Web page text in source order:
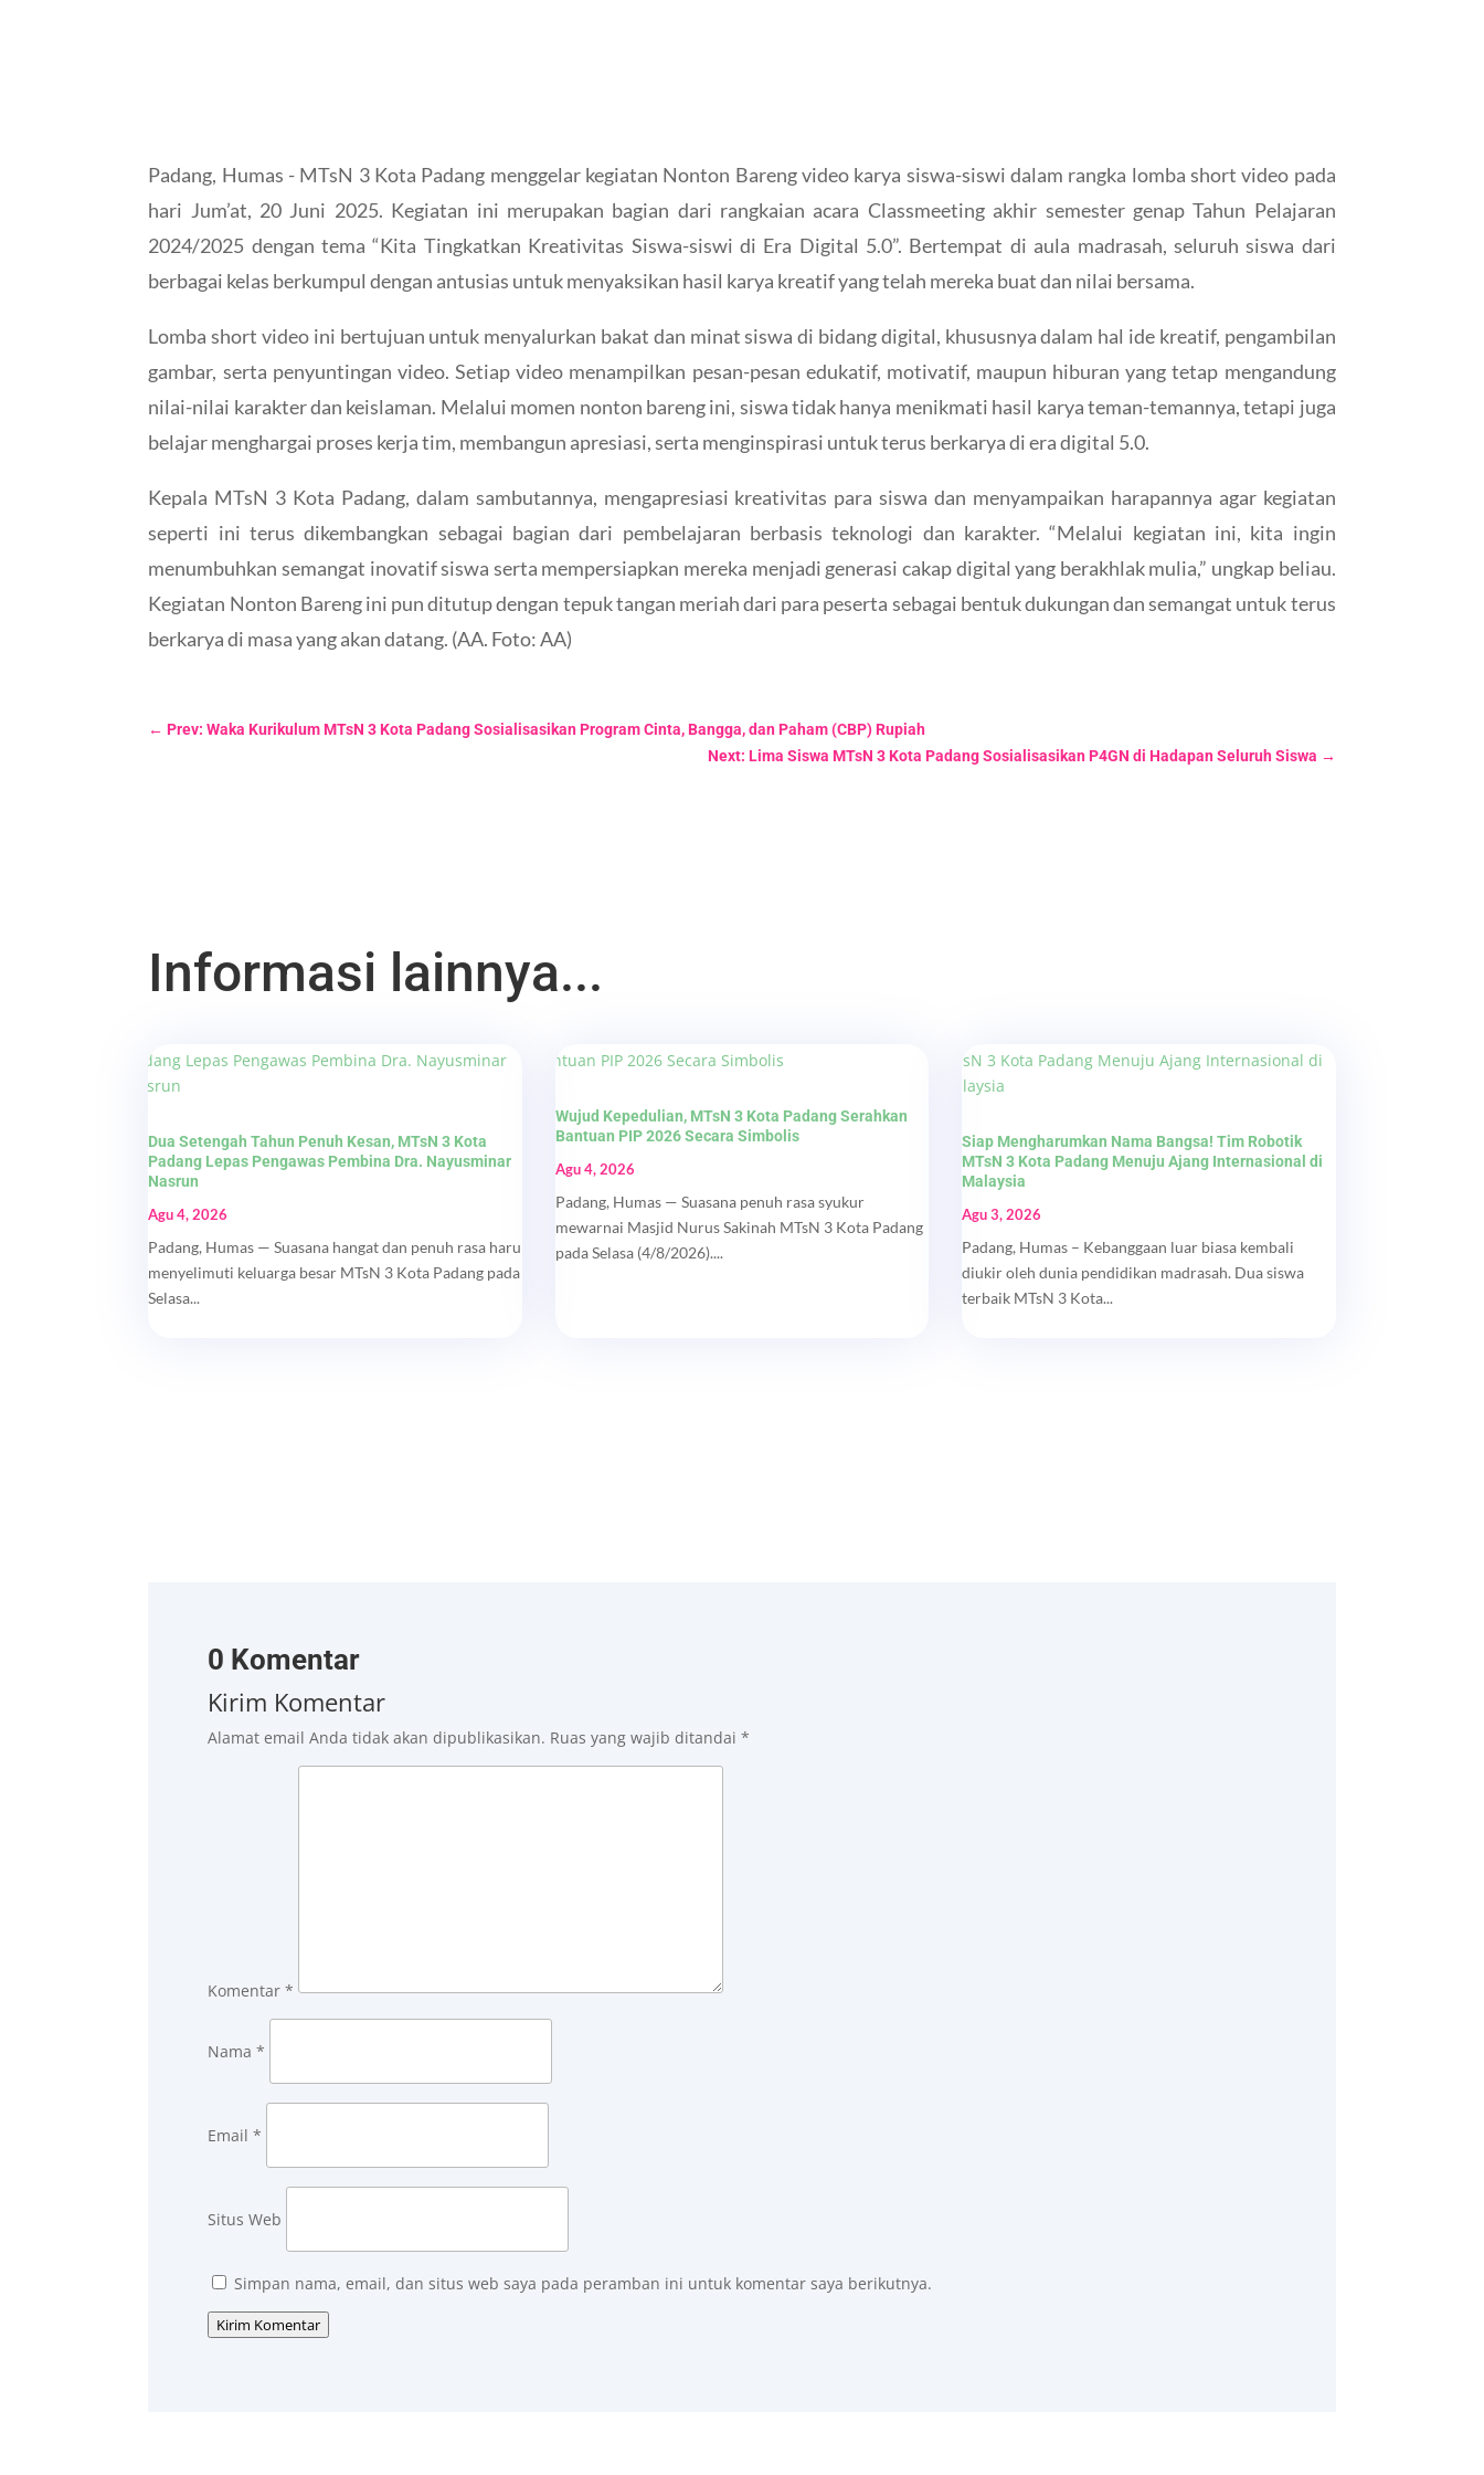
Padang, Humas - MTsN 3 Kota Padang menggelar kegiatan Nonton Bareng video karya siswa-siswi dalam rangka lomba short video pada
hari Jum’at, 20 Juni 2025. Kegiatan ini merupakan bagian dari rangkaian acara Classmeeting akhir semester genap Tahun Pelajaran
2024/2025 dengan tema “Kita Tingkatkan Kreativitas Siswa-siswi di Era Digital 5.0”. Bertempat di aula madrasah, seluruh siswa dari
berbagai kelas berkumpul dengan antusias untuk menyaksikan hasil karya kreatif yang telah mereka buat dan nilai bersama.
Lomba short video ini bertujuan untuk menyalurkan bakat dan minat siswa di bidang digital, khususnya dalam hal ide kreatif, pengambilan
gambar, serta penyuntingan video. Setiap video menampilkan pesan-pesan edukatif, motivatif, maupun hiburan yang tetap mengandung
nilai-nilai karakter dan keislaman. Melalui momen nonton bareng ini, siswa tidak hanya menikmati hasil karya teman-temannya, tetapi juga
belajar menghargai proses kerja tim, membangun apresiasi, serta menginspirasi untuk terus berkarya di era digital 5.0.
Kepala MTsN 3 Kota Padang, dalam sambutannya, mengapresiasi kreativitas para siswa dan menyampaikan harapannya agar kegiatan
seperti ini terus dikembangkan sebagai bagian dari pembelajaran berbasis teknologi dan karakter. “Melalui kegiatan ini, kita ingin
menumbuhkan semangat inovatif siswa serta mempersiapkan mereka menjadi generasi cakap digital yang berakhlak mulia,” ungkap beliau.
Kegiatan Nonton Bareng ini pun ditutup dengan tepuk tangan meriah dari para peserta sebagai bentuk dukungan dan semangat untuk terus
berkarya di masa yang akan datang. (AA. Foto: AA)
←Prev: Waka Kurikulum MTsN 3 Kota Padang Sosialisasikan Program Cinta, Bangga, dan Paham (CBP) Rupiah
Next: Lima Siswa MTsN 3 Kota Padang Sosialisasikan P4GN di Hadapan Seluruh Siswa →
Informasi lainnya...
Dua Setengah Tahun Penuh Kesan, MTsN 3 Kota
Padang Lepas Pengawas Pembina Dra. Nayusminar
Nasrun
Agu 4, 2026
Padang, Humas — Suasana hangat dan penuh rasa haru
menyelimuti keluarga besar MTsN 3 Kota Padang pada
Selasa...
Wujud Kepedulian, MTsN 3 Kota Padang Serahkan
Bantuan PIP 2026 Secara Simbolis
Agu 4, 2026
Padang, Humas — Suasana penuh rasa syukur
mewarnai Masjid Nurus Sakinah MTsN 3 Kota Padang
pada Selasa (4/8/2026)....
Siap Mengharumkan Nama Bangsa! Tim Robotik
MTsN 3 Kota Padang Menuju Ajang Internasional di
Malaysia
Agu 3, 2026
Padang, Humas – Kebanggaan luar biasa kembali
diukir oleh dunia pendidikan madrasah. Dua siswa
terbaik MTsN 3 Kota...
0 Komentar
Kirim Komentar
Alamat email Anda tidak akan dipublikasikan. Ruas yang wajib ditandai*
Komentar*
Nama*
Email*
Situs Web
Simpan nama, email, dan situs web saya pada peramban ini untuk komentar saya berikutnya.
Kirim Komentar